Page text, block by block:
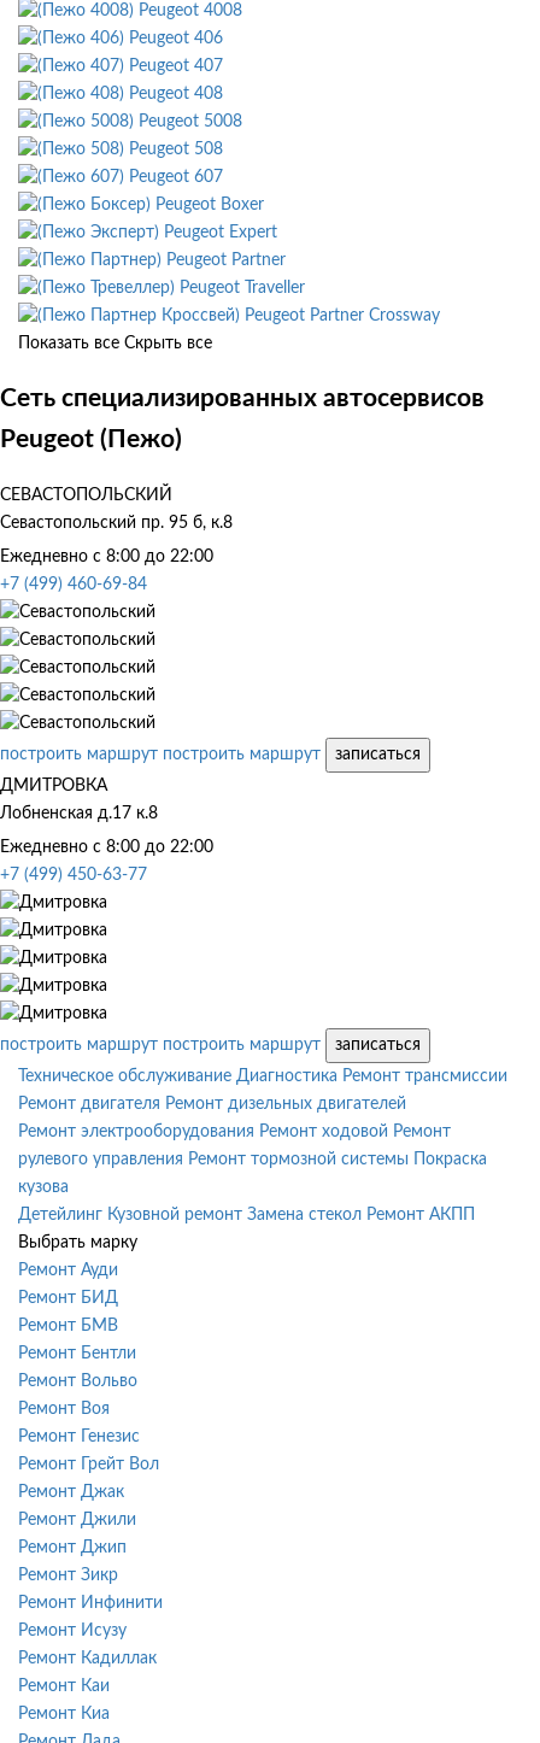
Peugeot 4008
Peugeot 406
Peugeot 407
Peugeot 408
Peugeot 5008
Peugeot 508
Peugeot 607
Peugeot Boxer
Peugeot Expert
Peugeot Partner
Peugeot Traveller
Peugeot Partner Crossway
Показать все Скрыть все
Сеть специализированных автосервисов
Peugeot (Пежо)
СЕВАСТОПОЛЬСКИЙ
Севастопольский пр. 95 б, к.8
Ежедневно с 8:00 до 22:00
+7 (499) 460-69-84
построить маршрут построить маршрут
записаться
ДМИТРОВКА
Лобненская д.17 к.8
Ежедневно с 8:00 до 22:00
+7 (499) 450-63-77
построить маршрут построить маршрут
записаться
Техническое обслуживание Диагностика Ремонт трансмиссии
Ремонт двигателя Ремонт дизельных двигателей
Ремонт электрооборудования Ремонт ходовой Ремонт
рулевого управления Ремонт тормозной системы
Покраска
кузова
Детейлинг Кузовной ремонт Замена стекол Ремонт АКПП
Выбрать марку
Ремонт Ауди
Ремонт БИД
Ремонт БМВ
Ремонт Бентли
Ремонт Вольво
Ремонт Воя
Ремонт Генезис
Ремонт Грейт Вол
Ремонт Джак
Ремонт Джили
Ремонт Джип
Ремонт Зикр
Ремонт Инфинити
Ремонт Исузу
Ремонт Кадиллак
Ремонт Каи
Ремонт Киа